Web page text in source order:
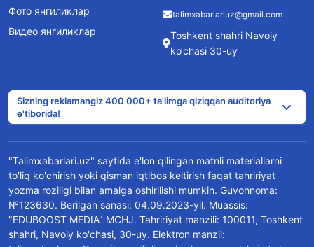
Фото янгиликлар
Видео янгиликлар
talimxabarlariuz@gmail.com
Toshkent shahri Navoiy
ko‘chasi 30-uy
Sizning reklamangiz 400 000+ ta'limga qiziqqan auditoriya
e'tiborida!
"Talimxabarlari.uz" saytida e'lon qilingan matnli materiallarni
to'liq ko'chirish yoki qisman iqtibos keltirish faqat tahririyat
yozma roziligi bilan amalga oshirilishi mumkin. Guvohnoma:
№123630. Berilgan sanasi: 04.09.2023-yil. Muassis:
"EDUBOOST MEDIA" MCHJ. Tahririyat manzili: 100011, Toshkent
shahri, Navoiy ko'chasi, 30-uy. Elektron manzil: